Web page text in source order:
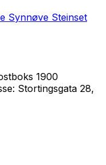
Synnøve Steinset
1900
Stortingsgata 28,